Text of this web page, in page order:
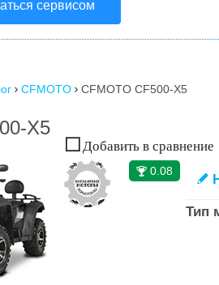
сервисом
 CFMOTO  CFMOTO CF500-X5
X5
Добавить в сравнение
🏆 0.08
✎
Тип